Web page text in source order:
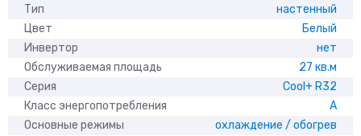
Тип
настенный
Цвет
Белый
Инвертор
нет
Обслуживаемая площадь
27 кв.м
Серия
Cool+ R32
Класс энергопотребления
A
Основные режимы
охлаждение / обогрев